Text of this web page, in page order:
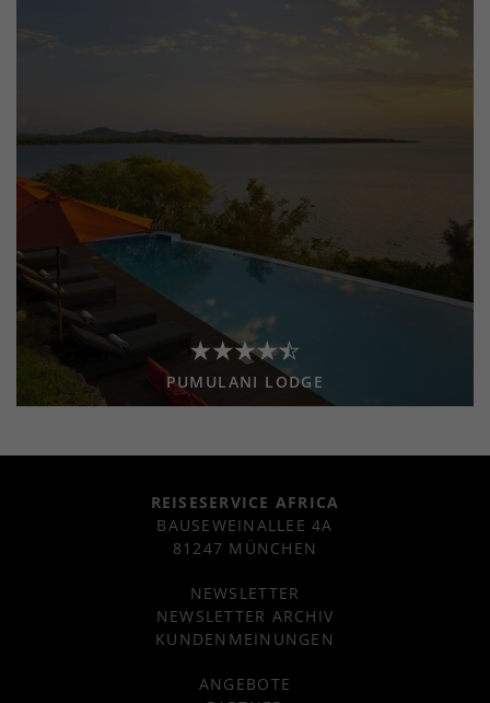
PUMULANI LODGE
REISESERVICE AFRICA
BAUSEWEINALLEE 4A
81247 MÜNCHEN
NEWSLETTER
NEWSLETTER ARCHIV
KUNDENMEINUNGEN
ANGEBOTE